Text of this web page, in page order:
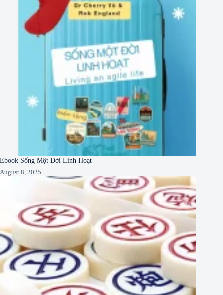
Ebook Sống Một Đời Linh Hoạt
August 8, 2025